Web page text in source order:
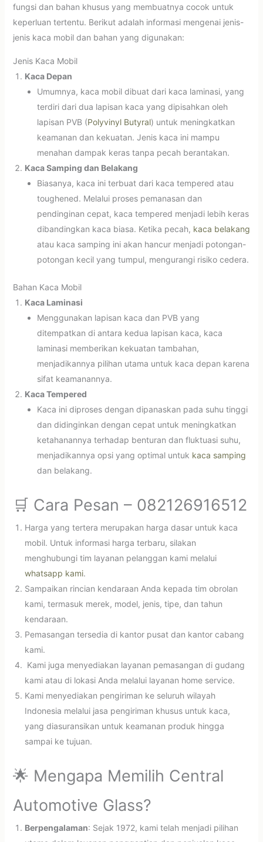
fungsi dan bahan khusus yang membuatnya cocok untuk
keperluan tertentu. Berikut adalah informasi mengenai jenis-
jenis kaca mobil dan bahan yang digunakan:
Jenis Kaca Mobil
Kaca Depan
Umumnya, kaca mobil dibuat dari kaca laminasi, yang
terdiri dari dua lapisan kaca yang dipisahkan oleh
lapisan PVB (Polyvinyl Butyral) untuk meningkatkan
keamanan dan kekuatan. Jenis kaca ini mampu
menahan dampak keras tanpa pecah berantakan.
Kaca Samping dan Belakang
Biasanya, kaca ini terbuat dari kaca tempered atau
toughened. Melalui proses pemanasan dan
pendinginan cepat, kaca tempered menjadi lebih keras
dibandingkan kaca biasa. Ketika pecah, kaca belakang
atau kaca samping ini akan hancur menjadi potongan-
potongan kecil yang tumpul, mengurangi risiko cedera.
Bahan Kaca Mobil
Kaca Laminasi
Menggunakan lapisan kaca dan PVB yang
ditempatkan di antara kedua lapisan kaca, kaca
laminasi memberikan kekuatan tambahan,
menjadikannya pilihan utama untuk kaca depan karena
sifat keamanannya.
Kaca Tempered
Kaca ini diproses dengan dipanaskan pada suhu tinggi
dan didinginkan dengan cepat untuk meningkatkan
ketahanannya terhadap benturan dan fluktuasi suhu,
menjadikannya opsi yang optimal untuk kaca samping
dan belakang.
🛒 Cara Pesan – 082126916512
Harga yang tertera merupakan harga dasar untuk kaca
mobil. Untuk informasi harga terbaru, silakan
menghubungi tim layanan pelanggan kami melalui
whatsapp kami.
Sampaikan rincian kendaraan Anda kepada tim obrolan
kami, termasuk merek, model, jenis, tipe, dan tahun
kendaraan.
Pemasangan tersedia di kantor pusat dan kantor cabang
kami.
Kami juga menyediakan layanan pemasangan di gudang
kami atau di lokasi Anda melalui layanan home service.
Kami menyediakan pengiriman ke seluruh wilayah
Indonesia melalui jasa pengiriman khusus untuk kaca,
yang diasuransikan untuk keamanan produk hingga
sampai ke tujuan.
🌟 Mengapa Memilih Central
Automotive Glass?
Berpengalaman: Sejak 1972, kami telah menjadi pilihan